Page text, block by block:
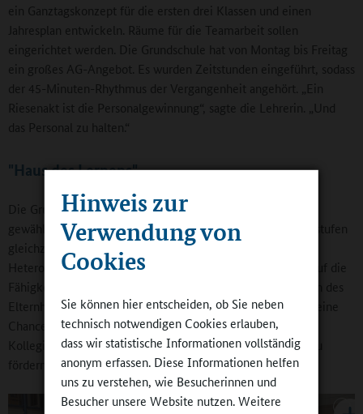
Hinweis zur
Verwendung von
Cookies
Sie können hier entscheiden, ob Sie neben
technisch notwendigen Cookies erlauben,
dass wir statistische Informationen vollständig
anonym erfassen. Diese Informationen helfen
uns zu verstehen, wie Besucherinnen und
Besucher unsere Website nutzen. Weitere
ein Ganztagskonzept für die ersten drei Klassen und einen
Jahresplan entwickeln. Räume für die Teamarbeit sollen
eingerichtet werden. Die Grundschule hat von Montag bis Freitag
ein großes AG-Angebot. Es wurden Zeitstunden eingeführt, sodass
der 45-Minuten-Rhythmus der Vergangenheit angehört. „Ein
Riesenakt ist die Personalgewinnung“, sagte die Lehrerin. „Und
das Personal zu halten.“
"Haus des Lernens"
Die Grundschule am Pfälzer Weg hat einen anderen Weg
gewählt: Sie war im Schuljahr 2014/2015 mit allen Klassenstufen
gleichzeitig in den Ganztag eingestiegen. „Wir sehen die
Heterogenität unserer Schülerinnen und Schüler in Bezug auf die
Fähigkeiten, die Muttersprachen, die ökonomische Situation des
Elternhauses, den kulturellen Hintergrund, die Religion als eine
Chance“, beschreibt eine Lehrerin die Einstellung ihres
Kollegiums. „So schaffen wir es, jedes Kind anzunehmen, zu
fördern und zu fordern.“